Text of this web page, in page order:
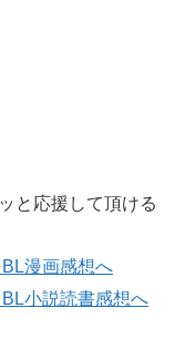
と応援して頂ける